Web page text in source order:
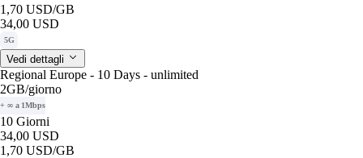
1,70 USD/GB
34,00 USD
5G
Vedi dettagli
Regional Europe - 10 Days - unlimited
2GB/giorno
+ ∞ a 1Mbps
10 Giorni
34,00 USD
1,70 USD/GB